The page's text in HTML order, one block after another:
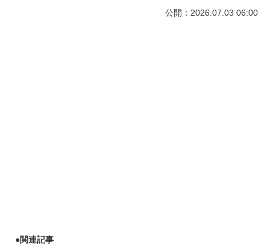
公開：2026.07.03 06:00
●関連記事